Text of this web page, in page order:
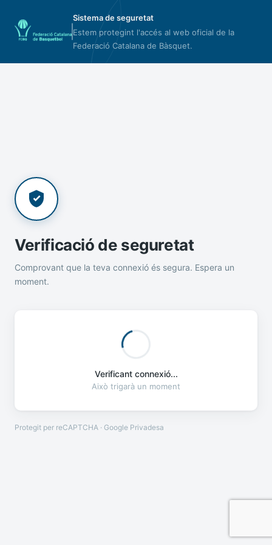
Sistema de seguretat
Estem protegint l'accés al web oficial de la
Federació Catalana de Bàsquet.
Verificació de seguretat
Comprovant que la teva connexió és segura. Espera un
moment.
Verificant connexió...
Això trigarà un moment
Protegit per reCAPTCHA · Google Privadesa